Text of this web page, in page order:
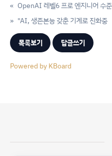
« OpenAI 레벨6 프로 엔지니어 수
"AI, 생존본능 갖춘 기계로 진화중
»
목록보기 답글쓰기
Powered by KBoard